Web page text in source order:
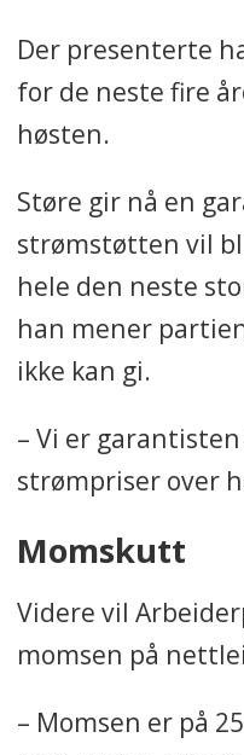
Der presenterte
for de neste fire
høsten.
Støre gir nå en
strømstøtten vil
hele den neste
han mener
ikke kan gi.
– Vi er
strømpriser over
Momskutt
Videre vil
momsen på
– Momsen er på